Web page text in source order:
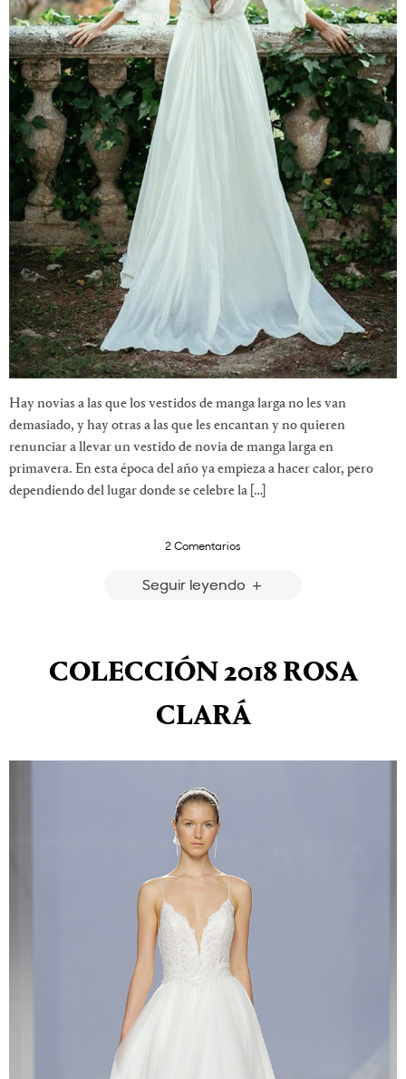
Hay novias a las que los vestidos de manga larga no les van
demasiado, y hay otras a las que les encantan y no quieren
renunciar a llevar un vestido de novia de manga larga en
primavera. En esta época del año ya empieza a hacer calor, pero
dependiendo del lugar donde se celebre la […]
2 Comentarios
Seguir leyendo
COLECCIÓN 2018 ROSA
CLARÁ